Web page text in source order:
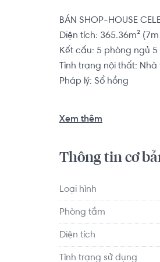
BÁN SHOP-HOUSE
Diện tích: 365.36m²
Kết cấu: 5 phòng ngủ
Tình trạng nội thất: Nhà
Pháp lý: Sổ hồng
như dễ dàng tiếp cận
các khu vực lân cận
Được tọa lạc trên cung
các nhà đầu tư.
Shop-house có vị trí
Xem thêm
Thông tin cơ
Loại hình
Phòng tắm
Diện tích
Tình trạng sử dụng